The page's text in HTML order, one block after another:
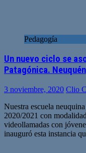
Pedagogía
Un nuevo ciclo se
Patagónica. Neuquén
3 noviembre, 2020 Clio
Nuestra escuela
2020/2021 con
videollamadas con
inauguró esta instancia